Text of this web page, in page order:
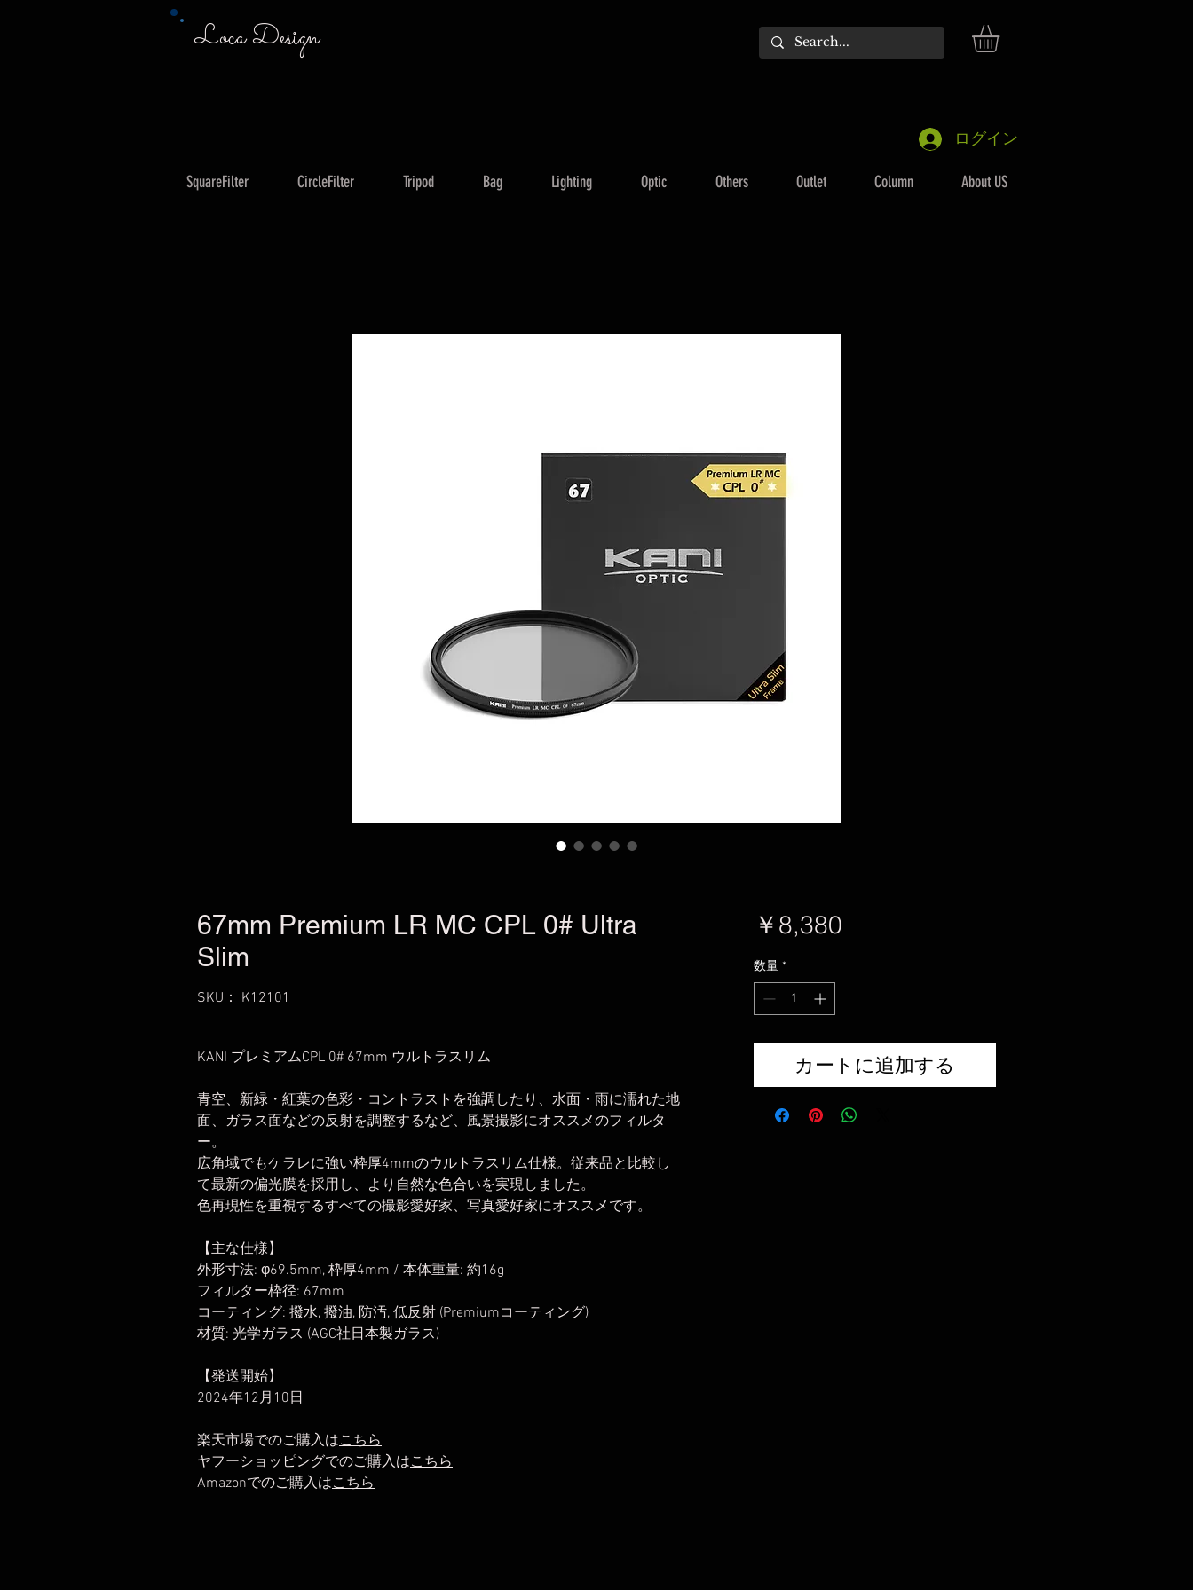
Loca Design
ログイン
SquareFilter CircleFilter Tripod Bag Lighting Optic Others Outlet Column About US
67mm Premium LR MC CPL 0# Ultra
Slim
SKU： K12101
KANI プレミアムCPL 0# 67mm ウルトラスリム
青空、新緑・紅葉の色彩・コントラストを強調したり、水面・雨に濡れた地
面、ガラス面などの反射を調整するなど、風景撮影にオススメのフィルタ
ー。
広角域でもケラレに強い枠厚4mmのウルトラスリム仕様。従来品と比較し
て最新の偏光膜を採用し、より自然な色合いを実現しました。
色再現性を重視するすべての撮影愛好家、写真愛好家にオススメです。
【主な仕様】
外形寸法: φ69.5mm, 枠厚4mm / 本体重量: 約16g
フィルター枠径: 67mm
コーティング: 撥水, 撥油, 防汚, 低反射 (Premiumコーティング)
材質: 光学ガラス (AGC社日本製ガラス)
【発送開始】
2024年12月10日
楽天市場でのご購入はこちら
ヤフーショッピングでのご購入はこちら
Amazonでのご購入はこちら
￥8,380価
数量 *
カートに追加する